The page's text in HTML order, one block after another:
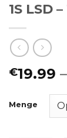
1S LSD
€19.99 –
Menge